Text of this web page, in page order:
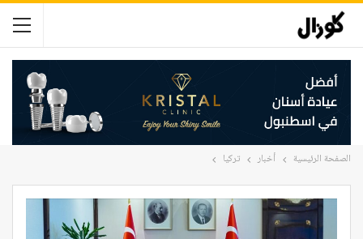
الصفحة الرئيسية أخبار تركيا